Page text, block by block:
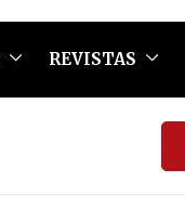
REVISTAS